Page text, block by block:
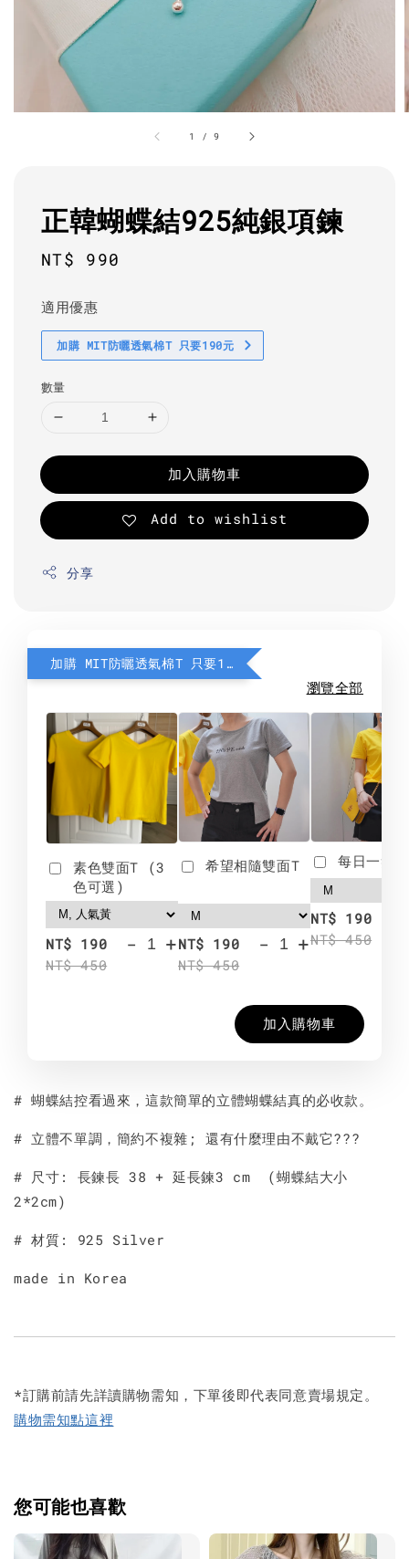
1 /9
正韓蝴蝶結925純銀項鍊
Regular
NT$ 990
適用優惠
加購 MIT防曬透氣棉T 只要190元
數量
加入購物車
Add to wishlist
分享
加購 MIT防曬透氣棉T 只要190元
瀏覽全部
素色雙面T (3
色可選)
NT$ 190
NT$ 450
- +
希望相隨雙面T
NT$ 190
NT$ 450
- +
每日一笑
NT$ 190
NT$ 450
加入購物車
# 蝴蝶結控看過來，這款簡單的立體蝴蝶結真的必收款。
# 立體不單調，簡約不複雜; 還有什麼理由不戴它???
# 尺寸: 長鍊長 38 + 延長鍊3 cm (蝴蝶結大小
2*2cm)
# 材質: 925 Silver
made in Korea
*訂購前請先詳讀購物需知，下單後即代表同意賣場規定。
購物需知點這裡
您可能也喜歡